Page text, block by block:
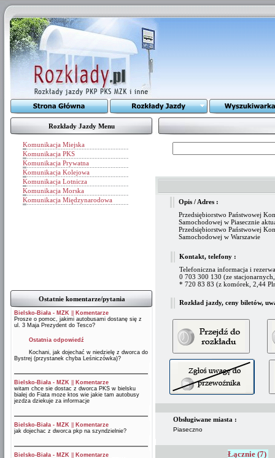
Rozkłady Jazdy Menu
Komunikacja Miejska
Komunikacja PKS
Komunikacja Prywatna
Komunikacja Kolejowa
Komunikacja Lotnicza
Komunikacja Morska
Komunikacja Międzynarodowa
Ostatnie komentarze/pytania
Bielsko-Biała - MZK
Komentarze
Prosze o pomoc, jakimi autobusami dostanę się z
ul. 3 Maja Prezydent do Tesco?
Ostatnia odpowiedź
Kochani, jak dojechać w niedzielę z dworca do
Bystrej (przystanek chyba Leśniczówka)?
Bielsko-Biała - MZK
Komentarze
witam chce sie dostac z dworca PKS w bielsku
bialej do Fiata moze ktos wie jakie tam autobusy
jezdza dziekuje za informacje
Bielsko-Biała - MZK
Komentarze
jak dojechac z dworca pkp na szyndzielnie?
Bielsko-Biała - MZK
Komentarze
Opis / Adres :
Przedsiębiorstwo Państwowej
Samochodowej w Piasecznie
Przedsiębiorstwo Państwowej
Samochodowej w Warszawie
Kontakt, telefony :
Telefoniczna informacja i
0 703 300 130 (ze
* 720 83 83 (z komórek, 2,44
Rozkład jazdy, ceny biletów,
Obsługiwane miasta :
Piaseczno
Łącznie (7)